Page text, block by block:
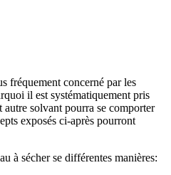
fréquement concerné par les
il est systématiquement pris
solvant pourra se comporter
exposés ci-après pourront
à sécher se différentes manières: